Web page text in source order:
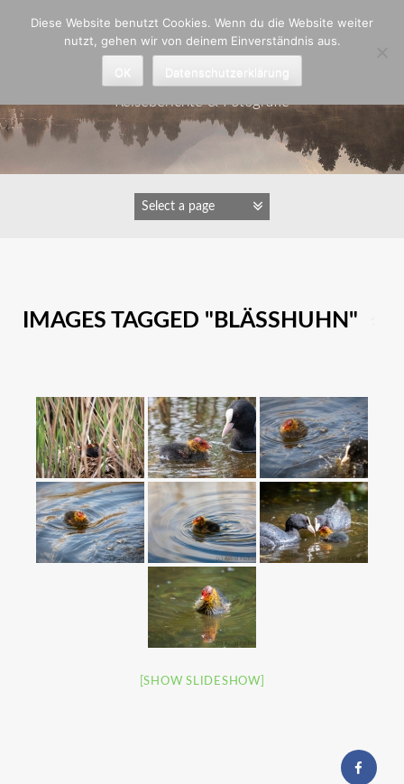
Astrid Padberg
Reiseberichte & Fotografie
IMAGES TAGGED "BLÄSSHUHN"
[SHOW SLIDESHOW]
Diese Website benutzt Cookies. Wenn du die Website weiter
nutzt, gehen wir von deinem Einverständnis aus.